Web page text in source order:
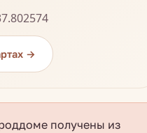
→
получены из